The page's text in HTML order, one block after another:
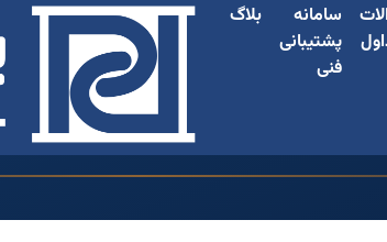
سامانه
پشتیبانی
فنی
بلاگ
پناد پلاستیک، استانداردها، نحوه سفارش و